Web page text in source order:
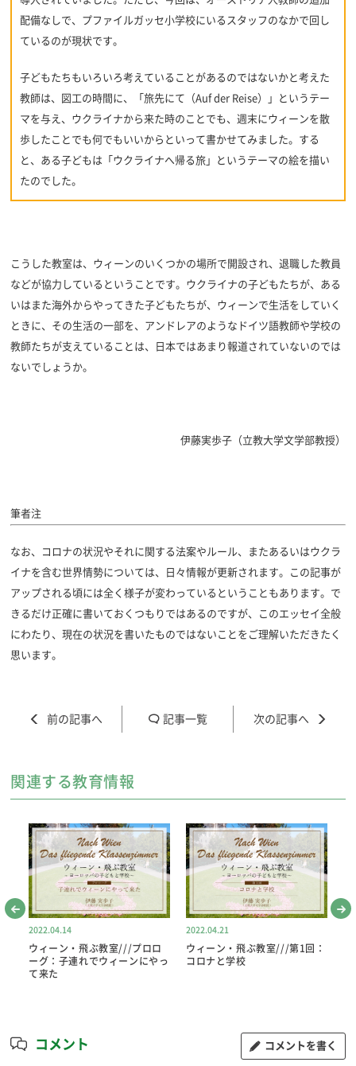
配備なしで、プファイルガッセ小学校にいるスタッフのなかで回し
ているのが現状です。
子どもたちもいろいろ考えていることがあるのではないかと考えた
教師は、図工の時間に、「旅先にて（Auf der Reise）」というテー
マを与え、ウクライナから来た時のことでも、週末にウィーンを散
歩したことでも何でもいいからといって書かせてみました。する
と、ある子どもは「ウクライナへ帰る旅」というテーマの絵を描い
たのでした。
こうした教室は、ウィーンのいくつかの場所で開設され、退職した教員
などが協力しているということです。ウクライナの子どもたちが、ある
いはまた海外からやってきた子どもたちが、ウィーンで生活をしていく
ときに、その生活の一部を、アンドレアのようなドイツ語教師や学校の
教師たちが支えていることは、日本ではあまり報道されていないのでは
ないでしょうか。
伊藤実歩子（ 立教大学文学部教授）
筆者注
なお、コロナの状況やそれに関する法案やルール、またあるいはウクラ
イナを含む世界情勢については、日々情報が更新されます。この記事が
アップされる頃には全く様子が変わっているということもあります。で
きるだけ正確に書いておくつもりではあるのですが、このエッセイ全般
にわたり、現在の状況を書いたものではないことをご理解いただきたく
思います。
記事一覧
関連する教育情報
2022.04.14
ウィーン・飛ぶ教室///プロロ
ーグ：子連れでウィーンにやっ
て来た
2022.04.21
ウィーン・飛ぶ教室///第1回：
コロナと学校
コメント コメントを書く